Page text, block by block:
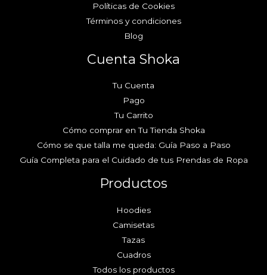
Políticas de Cookies
Términos y condiciones
Blog
Cuenta Shoka
Tu Cuenta
Pago
Tu Carrito
Cómo comprar en Tu Tienda Shoka
Cómo se que talla me queda: Guía Paso a Paso
Guía Completa para el Cuidado de tus Prendas de Ropa
Productos
Hoodies
Camisetas
Tazas
Cuadros
Todos los productos